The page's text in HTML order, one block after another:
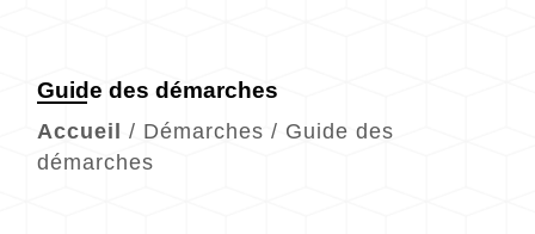
Guide des démarches
Accueil / Démarches / Guide des
démarches